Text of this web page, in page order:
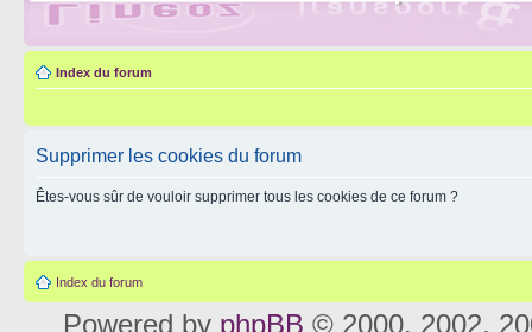
Index du forum
Supprimer les cookies du forum
Êtes-vous sûr de vouloir supprimer tous les cookies de ce forum ?
Index du forum
Powered by phpBB © 2000, 2002,